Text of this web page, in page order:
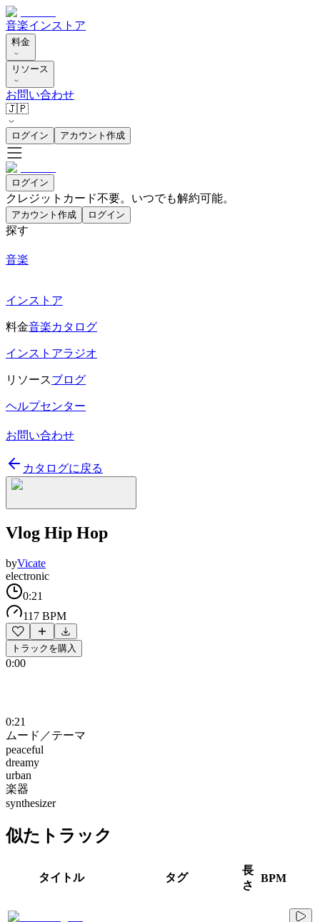
音楽インストア
料金
リソース
お問い合わせ
🇯🇵
ログイン アカウント作成
ログイン
クレジットカード不要。いつでも解約可能。
アカウント作成 ログイン
探す
音楽
インストア
料金音楽カタログ
インストアラジオ
リソースブログ
ヘルプセンター
お問い合わせ
カタログに戻る
Vlog Hip Hop
byVicate
electronic
0:21
117 BPM
トラックを購入
0:00
0:21
ムード／テーマ
peaceful
dreamy
urban
楽器
synthesizer
似たトラック
タイトル タグ
長
さ
BPM